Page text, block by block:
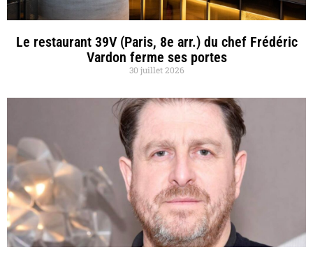
Le restaurant 39V (Paris, 8e arr.) du chef Frédéric
Vardon ferme ses portes
30 juillet 2026